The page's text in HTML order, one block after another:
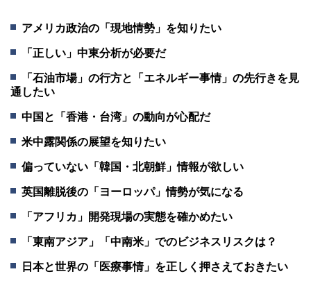
アメリカ政治の「現地情勢」を知りたい
「正しい」中東分析が必要だ
「石油市場」の行方と「エネルギー事情」の先行きを見
通したい
中国と「香港・台湾」の動向が心配だ
米中露関係の展望を知りたい
偏っていない「韓国・北朝鮮」情報が欲しい
英国離脱後の「ヨーロッパ」情勢が気になる
「アフリカ」開発現場の実態を確かめたい
「東南アジア」「中南米」でのビジネスリスクは？
日本と世界の「医療事情」を正しく押さえておきたい